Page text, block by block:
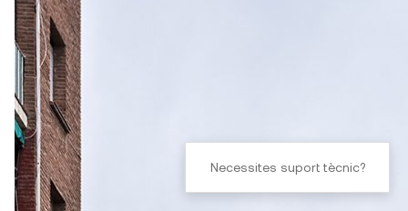
Necessites suport tècnic?